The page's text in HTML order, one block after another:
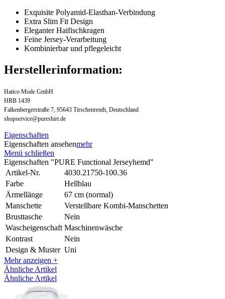
Exquisite Polyamid-Elasthan-Verbindung
Extra Slim Fit Design
Eleganter Haifischkragen
Feine Jersey-Verarbeitung
Kombinierbar und pflegeleicht
Herstellerinformation:
Hatico Mode GmbH
HRB 1439
Falkenbergerstraße 7, 95643 Tirschenreuth, Deutschland
shopservice@pureshirt.de
Eigenschaften
Eigenschaften ansehenmehr
Menü schließen
Eigenschaften "PURE Functional Jerseyhemd"
Artikel-Nr.
4030.21750-100.36
Farbe
Hellblau
Ärmellänge
67 cm (normal)
Manschette
Verstellbare Kombi-Manschetten
Brusttasche
Nein
Wascheigenschaft Maschinenwäsche
Kontrast
Nein
Design & Muster Uni
Mehr anzeigen +
Ähnliche Artikel
Ähnliche Artikel